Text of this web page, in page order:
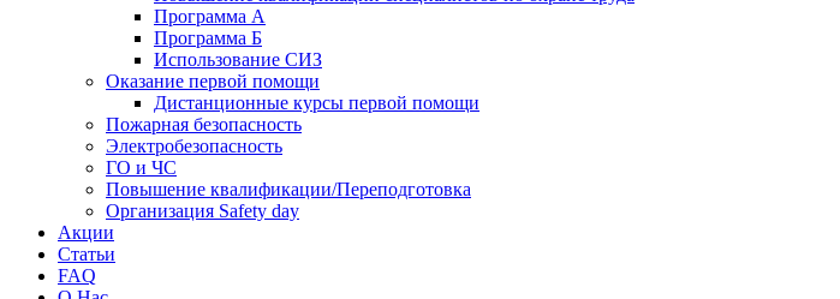
Программа А
Программа Б
Использование СИЗ
Оказание первой помощи
Дистанционные курсы первой помощи
Пожарная безопасность
Электробезопасность
ГО и ЧС
Повышение квалификации/Переподготовка
Организация Safety day
Акции
Статьи
FAQ